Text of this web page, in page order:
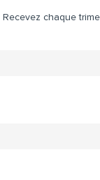
Recevez chaque